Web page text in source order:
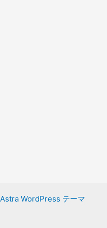
Astra WordPress テーマ